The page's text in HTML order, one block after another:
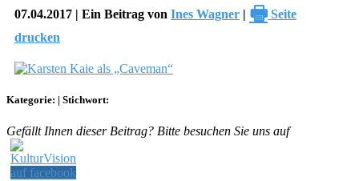
07.04.2017 | Ein Beitrag von Ines Wagner | 🖶 Seite
drucken
Kategorie: | Stichwort:
Gefällt Ihnen dieser Beitrag? Bitte besuchen Sie uns auf